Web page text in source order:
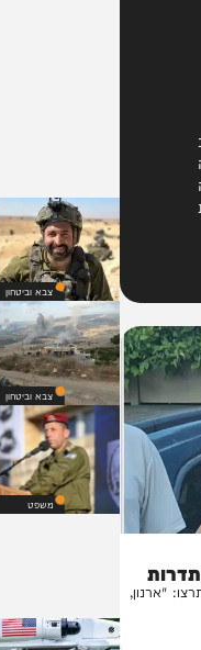
צבא וביטחון
צבא וביטחון